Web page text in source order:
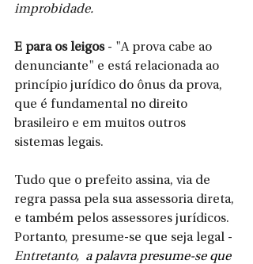
improbidade.
E para os leigos - "A prova cabe ao
denunciante" e está relacionada ao
princípio jurídico do ônus da prova,
que é fundamental no direito
brasileiro e em muitos outros
sistemas legais.
Tudo que o prefeito assina, via de
regra passa pela sua assessoria direta,
e também pelos assessores jurídicos.
Portanto, presume-se que seja legal -
Entretanto, a palavra presume-se que